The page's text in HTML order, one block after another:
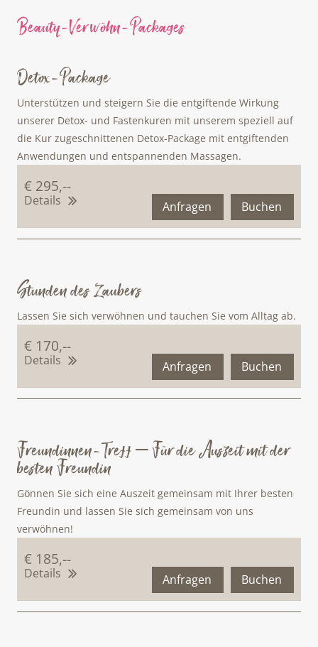
Beauty-Verwöhn-Packages
Detox-Package
Unterstützen und steigern Sie die entgiftende Wirkung
unserer Detox- und Fastenkuren mit unserem speziell auf
die Kur zugeschnittenen Detox-Package mit entgiftenden
Anwendungen und entspannenden Massagen.
€ 295,--
Buchen
Anfragen
Details
Stunden des Zaubers
Lassen Sie sich verwöhnen und tauchen Sie vom Alltag ab.
€ 170,--
Buchen
Anfragen
Details
Freundinnen-Treff – Für die Auszeit mit der
besten Freundin
Gönnen Sie sich eine Auszeit gemeinsam mit Ihrer besten
Freundin und lassen Sie sich gemeinsam von uns
verwöhnen!
€ 185,--
Buchen
Anfragen
Details